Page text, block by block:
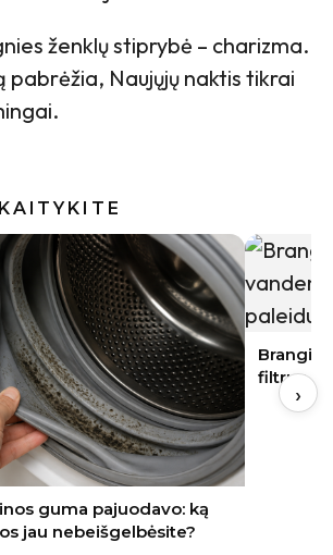
ženklų stiprybė – charizma.
pabrėžia, Naujųjų naktis tikrai
klaida: apie vandens
tik paleidus vandenį
Vasaros
įvaizdį
›